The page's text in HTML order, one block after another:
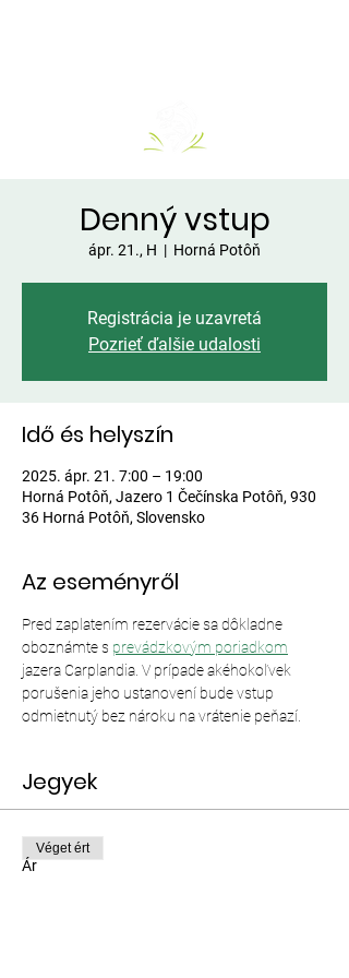
Denný vstup
ápr. 21., H
  |
Horná Potôň
Registrácia je uzavretá
Pozrieť ďalšie udalosti
Idő és helyszín
2025. ápr. 21. 7:00 – 19:00
Horná Potôň, Jazero 1 Čečínska Potôň, 930
36 Horná Potôň, Slovensko
Az eseményről
Pred zaplatením rezervácie sa dôkladne
oboznámte s prevádzkovým poriadkom
jazera Carplandia. V prípade akéhokoľvek
porušenia jeho ustanovení bude vstup
odmietnutý bez nároku na vrátenie peňazí.
Jegyek
Ár
Véget ért